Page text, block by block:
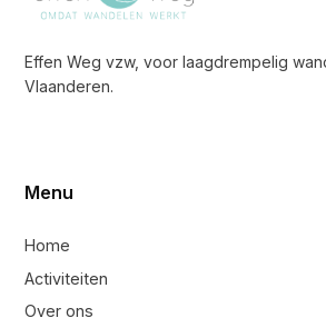
Effen Weg vzw, voor laagdrempelig
Vlaanderen.
Menu
Home
Activiteiten
Over ons